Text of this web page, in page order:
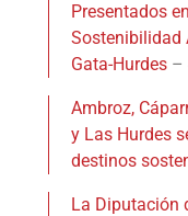
Presentados
Sostenibilidad
Gata-Hurdes–
Ambroz,
y Las Hurdes
destinos
La Diputación